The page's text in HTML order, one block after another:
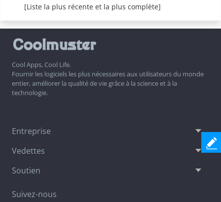
[Liste la plus récente et la plus complète]
Cool Apps, Cool Life.
Fournir les logiciels les plus nécessaires aux utilisateurs du monde
entier, améliorer la qualité de vie grâce à la science et à la
technologie.
Entreprise
Vedettes
Soutien
Suivez-nous